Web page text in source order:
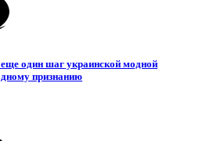
один шаг украинской модной
признанию